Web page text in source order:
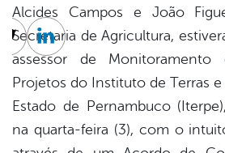
Alcides Campos e João
Secretaria de Agricultura,
assessor de Monitoramento
Projetos do Instituto de Terras
Estado de Pernambuco
na quarta-feira (3), com o
Twitter
Linkedin